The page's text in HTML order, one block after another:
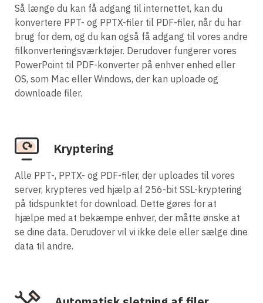
Så længe du kan få adgang til internettet, kan du
konvertere PPT- og PPTX-filer til PDF-filer, når du har
brug for dem, og du kan også få adgang til vores andre
filkonverteringsværktøjer. Derudover fungerer vores
PowerPoint til PDF-konverter på enhver enhed eller
OS, som Mac eller Windows, der kan uploade og
downloade filer.
Kryptering
Alle PPT-, PPTX- og PDF-filer, der uploades til vores
server, krypteres ved hjælp af 256-bit SSL-kryptering
på tidspunktet for download. Dette gøres for at
hjælpe med at bekæmpe enhver, der måtte ønske at
se dine data. Derudover vil vi ikke dele eller sælge dine
data til andre.